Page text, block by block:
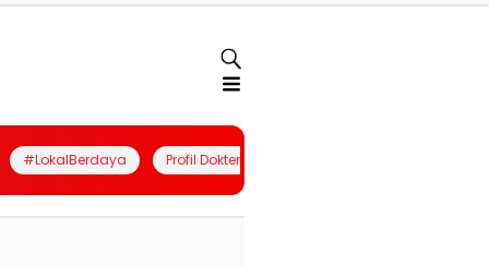
#LokalBerdaya Profil Dokter